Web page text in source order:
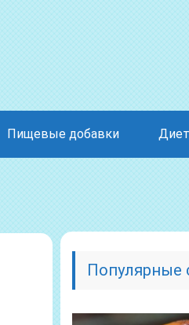
Пищевые добавки
Популярные